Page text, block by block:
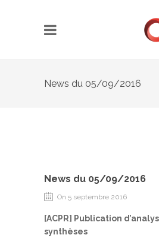
News du 05/09/2016
News du 05/09/2016
On 5 septembre 2016
[ACPR] Publication
synthèses